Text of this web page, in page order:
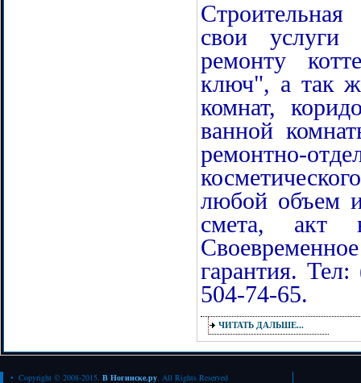
Строительная
свои услуги
ремонту
ключ", а так
комнат,
ванной
ремонтно-
любой объем
смета, акт
гарантия.
504-74-65.
ЧИТАТЬ ДАЛЬШЕ...
• Copyright © 2008-2015. В Ногинске.ру. All Rights Reserved